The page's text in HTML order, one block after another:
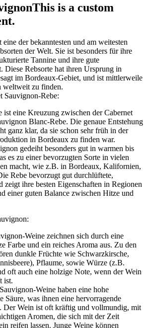
is a custom
der bekanntesten und am weitesten
der Welt. Sie ist besonders für ihre
Tannine und ihre gute
Diese Rebsorte hat ihren Ursprung in
im Bordeaux-Gebiet, und ist mittlerweile
weltweit zu finden.
Sauvignon-Rebe:
eine Kreuzung zwischen der Cabernet
Blanc-Rebe. Die genaue Entstehung
ganz klar, da sie schon sehr früh in der
in Bordeaux zu finden war.
gedeiht besonders gut in warmen bis
es zu einer bevorzugten Sorte in vielen
macht, wie z.B. in Bordeaux, Kalifornien,
Rebe bevorzugt gut durchlüftete,
zeigt ihre besten Eigenschaften in Regionen
einer guten Balance zwischen Hitze und
Weine zeichnen sich durch eine
Farbe und ein reiches Aroma aus. Zu den
dunkle Früchte wie Schwarzkirsche,
Pflaume, sowie Würze (z.B.
oft auch eine holzige Note, wenn der Wein
ist.
Weine haben eine hohe
Säure, was ihnen eine hervorragende
Der Wein ist oft kräftig und vollmundig, mit
Aromen, die sich mit der Zeit
reifen lassen. Junge Weine können